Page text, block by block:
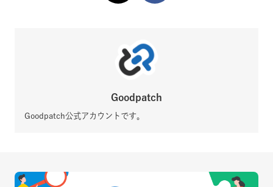
Goodpatch
Goodpatch公式アカウントです。